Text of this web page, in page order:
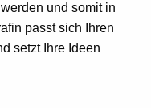
und somit in
passt sich Ihren
setzt Ihre Ideen